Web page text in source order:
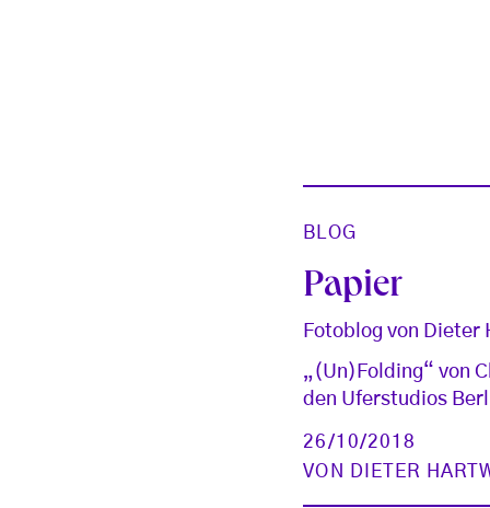
BLOG
Papier
Fotoblog von Dieter
„(Un)Folding“ von
den Uferstudios
26/10/2018
VON
DIETER